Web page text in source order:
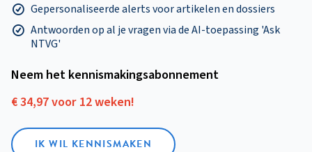
Gepersonaliseerde alerts voor artikelen en dossiers
Antwoorden op al je vragen via de AI-toepassing 'Ask
NTVG'
Neem het kennismakings­abonnement
€ 34,97 voor 12 weken!
IK WIL KENNISMAKEN